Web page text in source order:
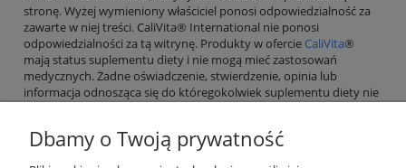
stronę. Wyżej wymieniony właściciel ponosi odpowiedzialność za
zawarte w niej treści. CaliVita® International nie ponosi
odpowiedzialności za tą witrynę. Produkty w ofercie CaliVita®
mają status suplementu diety i nie mogą mieć zastosowań
medycznych. Żadne oświadczenie, stwierdzenie, opinia lub
informacja odnosząca się do któregokolwiek suplementu diety nie
Dbamy o Twoją prywatność